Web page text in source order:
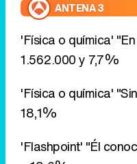
ANTENA 3
'Física o química'
1.562.000 y 7,7%
'Física o química'
18,1%
'Flashpoint' "Él